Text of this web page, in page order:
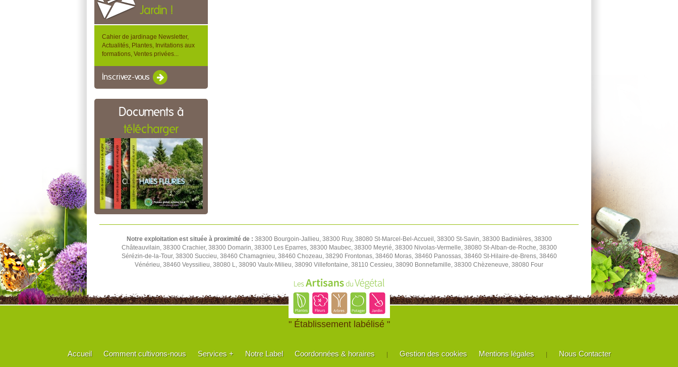
Jardin !
Cahier de jardinage Newsletter,
Actualités, Plantes, Invitations aux
formations, Ventes privées...
Inscrivez-vous
Documents à
télécharger
Notre exploitation est située à proximité de : 38300 Bourgoin-Jallieu, 38300 Ruy, 38080 St-Marcel-Bel-Accueil, 38300 St-Savin, 38300 Badinières, 38300
Châteauvilain, 38300 Crachier, 38300 Domarin, 38300 Les Eparres, 38300 Maubec, 38300 Meyrié, 38300 Nivolas-Vermelle, 38080 St-Alban-de-Roche, 38300
Sérézin-de-la-Tour, 38300 Succieu, 38460 Chamagnieu, 38460 Chozeau, 38290 Frontonas, 38460 Moras, 38460 Panossas, 38460 St-Hilaire-de-Brens, 38460
Vénérieu, 38460 Veyssilieu, 38080 L, 38090 Vaulx-Milieu, 38090 Villefontaine, 38110 Cessieu, 38090 Bonnefamille, 38300 Chèzeneuve, 38080 Four
" Établissement labélisé "
Accueil Comment cultivons-nous Services + Notre Label Coordonnées & horaires Gestion des cookies Mentions légales Nous Contacter